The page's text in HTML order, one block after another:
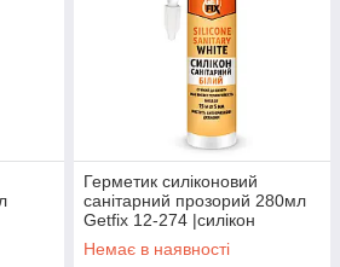
Герметик силіконовий
санітарний прозорий 280мл
Getfix 12-274 |силікон
Герметик силиконовый
санитарный прозрачный
Немає в наявності